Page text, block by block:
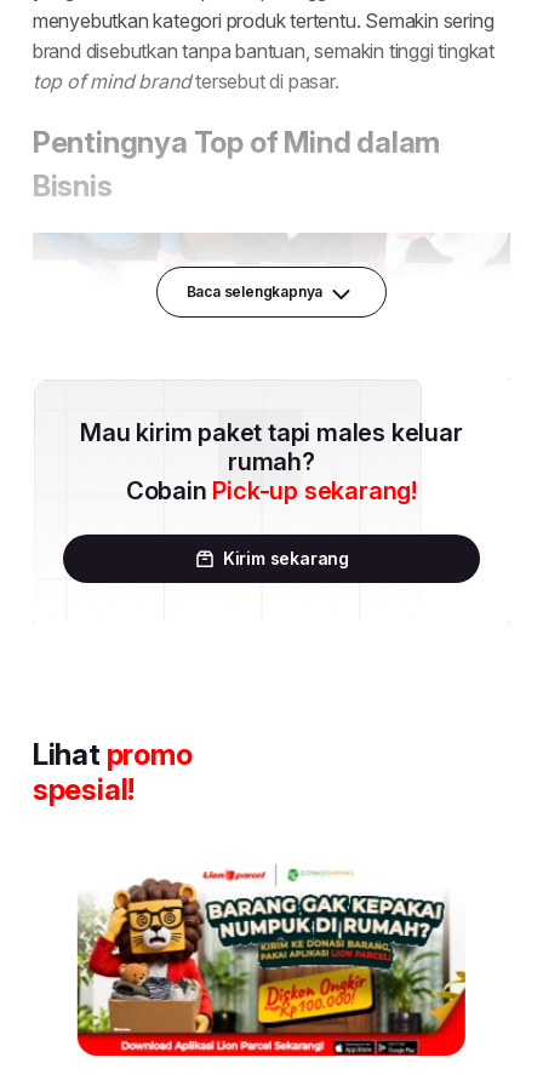
Baca selengkapnya
Mau kirim paket tapi males keluar
rumah?
Cobain Pick-up sekarang!
Kirim sekarang
Lihat promo
spesial!